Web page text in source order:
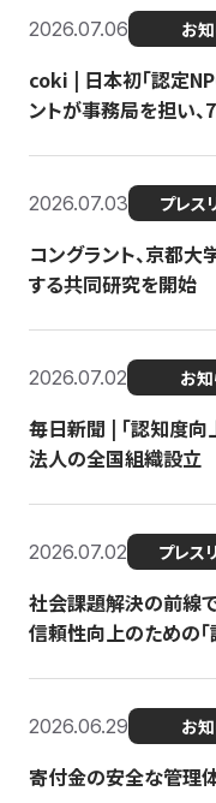
2026.07.06 お
coki | 日本初「認定
ントが事務局を担い
2026.07.03 プレス
コングラント、京都大
する共同研究を開始
2026.07.02 お
毎日新聞 | 「認知度
法人の全国組織設立
2026.07.02 プレス
社会課題解決の前線
信頼性向上のための
2026.06.29 お
寄付金の安全な管理